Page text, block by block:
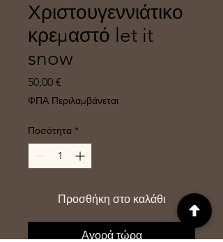
Χριστουγεννιάτικο
κρεμαστό let it
snow
50,00 €
ΦΠΑ Περιλαμβάνεται
Ποσότητα *
Προσθήκη στο καλάθι
Αγορά τώρα